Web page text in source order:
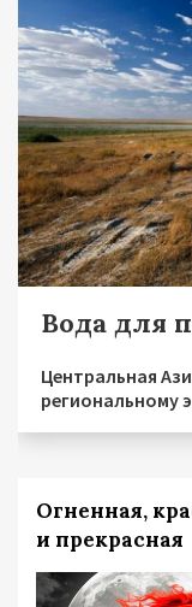
Вода для
Центральная
региональному
Огненная,
и прекрасная